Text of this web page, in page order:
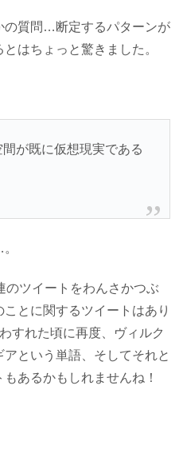
質問…断定するパターンが
はちょっと驚きました。
が既に仮想現実である
のツイートをわんさかつぶ
とに関するツイートはあり
すれた頃に再度、
ヴィルク
アという単語、そしてそれと
あるかもしれませんね！